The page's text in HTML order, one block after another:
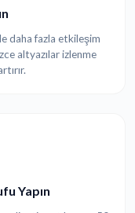
daha fazla etkileşim
altyazılar izlenme
Yapın